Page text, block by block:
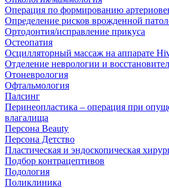
Операция по формированию
Определение рисков врожденной
Ортодонтия/исправление прикуса
Остеопатия
Осцилляторный массаж на аппарате
Отделение неврологии и
Отоневрология
Офтальмология
Палсинг
Перинеопластика – операция при
влагалища
Персона Beauty
Персона Детство
Пластическая и эндоскопическая
Подбор контрацептивов
Подология
Поликлиника